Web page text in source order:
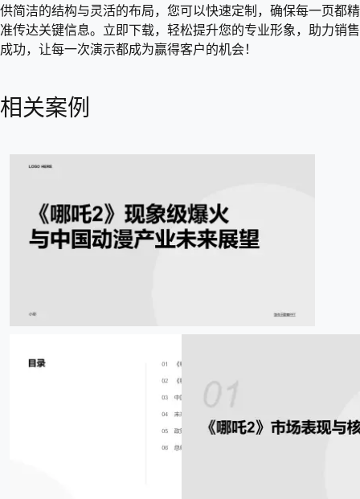
供简洁的结构与灵活的布局，您可以快速定制，确保每一页都精
准传达关键信息。立即下载，轻松提升您的专业形象，助力销售
成功，让每一次演示都成为赢得客户的机会！
相关案例